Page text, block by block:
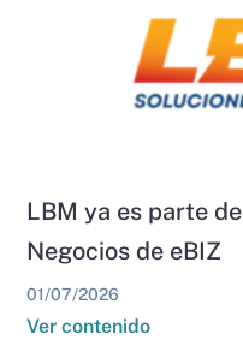
LBM ya es parte
Negocios de eBIZ
01/07/2026
Ver contenido